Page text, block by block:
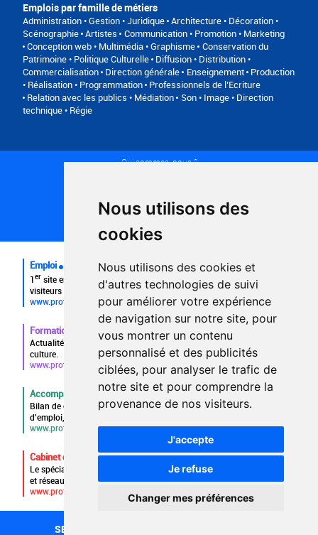
Nous utilisons des
cookies
Nous utilisons des cookies et
d'autres technologies de suivi
pour améliorer votre expérience
de navigation sur notre site, pour
vous montrer un contenu
personnalisé et des publicités
ciblées, pour analyser le trafic de
notre site et pour comprendre la
provenance de nos visiteurs.
J'accepte
Je refuse
Changer mes préférences
Emplois par famille de métiers
Administration • Gestion • Juridique Architecture • Décoration •
Scénographie Artistes
Communication • Promotion • Marketing
Conception web • Multimédia • Graphisme Conservation du
Patrimoine • Politique Culturelle Diffusion • Distribution •
Commercialisation Direction générale Enseignement Production
• Réalisation • Programmation Professionnels de l’Ecriture
Relation avec les publics • Médiation
Son • Image • Direction
technique • Régie
Qui sommes-nous ?
Plan du site
FAQ recruteurs
FAQ
Emploi
1er site emploi du secteur culturel 784.000 visites et 230.000
visiteurs uniques par mois.
www.profilculture.com
Formation
Actualités, guide et annuaire des formations aux métiers de la
culture.
www.profilculture-formation.com
Accompagnement professionnel
Bilan de compétences, coaching, techniques de recherche
d'emploi, entretien conseil.
www.profilculture-competences.com
Cabinet de recrutement
Le spécialiste du secteur culturel, une cvthèque de 86.000 CV
et réseau unique de professionnels.
www.profilculture-conseil.com/cabinet-recrutement
SECTEURS